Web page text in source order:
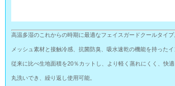
高温多湿のこれからの時期に最適なフェイスガードクールタイプ
メッシュ素材と接触冷感、抗菌防臭、吸水速乾の機能を持った
従来に比べ生地面積を20％カットし、より軽く蒸れにくく、快適
丸洗いでき、繰り返し使用可能。